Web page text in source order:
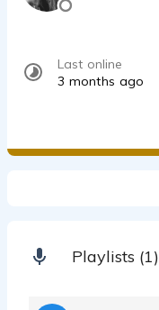
Last online
3 months ago
Playlists (1)